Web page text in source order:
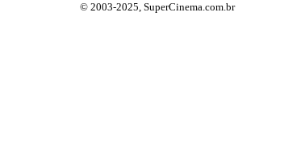
© 2003-2025, SuperCinema.com.br